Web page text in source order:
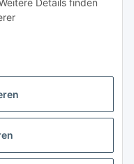
Details finden